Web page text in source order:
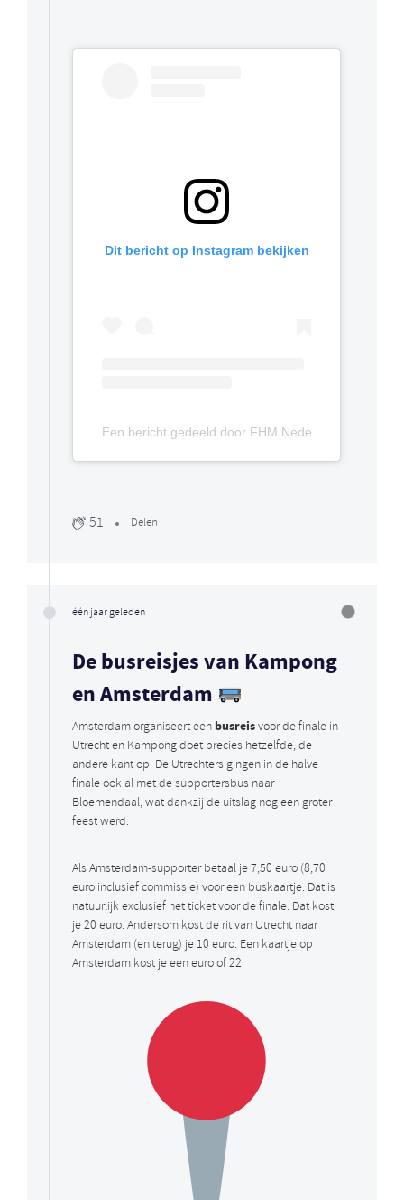
Dit bericht op Instagram bekijken
Een bericht gedeeld door FHM Nederland
51 Delen
één jaar geleden
De busreisjes van Kampong
en Amsterdam
Amsterdam organiseert een busreisvoor de finale in
Utrecht en Kampong doet precies hetzelfde, de
andere kant op. De Utrechters gingen in de halve
finale ook al met de supportersbus naar
Bloemendaal, wat dankzij de uitslag nog een groter
feest werd.
Als Amsterdam-supporter betaal je 7,50 euro (8,70
euro inclusief commissie) voor een buskaartje. Dat is
natuurlijk exclusief het ticket voor de finale. Dat kost
je 20 euro. Andersom kost de rit van Utrecht naar
Amsterdam (en terug) je 10 euro. Een kaartje op
Amsterdam kost je een euro of 22.